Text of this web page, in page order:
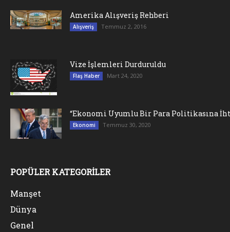
Amerika Alışveriş Rehberi
Alışveriş Temmuz 2, 2016
Vize İşlemleri Durduruldu
Flaş Haber Mart 24, 2020
“Ekonomi Uyumlu Bir Para Politikasına
Ekonomi Temmuz 30, 2020
POPÜLER KATEGORİLER
Manşet
Dünya
Genel